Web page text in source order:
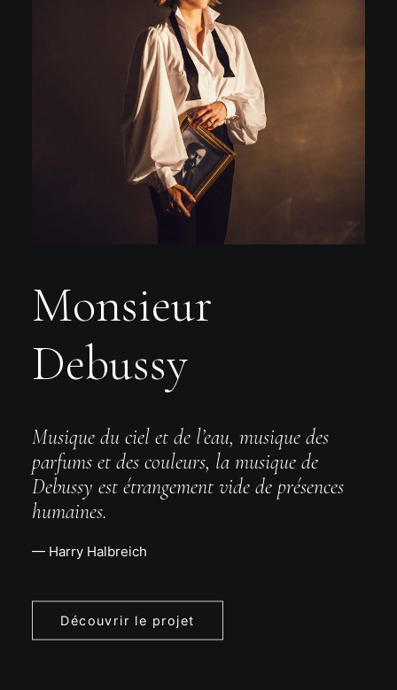
Monsieur
Debussy
Musique du ciel et de l’eau, musique des
parfums et des couleurs, la musique de
Debussy est étrangement vide de présences
humaines.
— Harry Halbreich
Découvrir le projet